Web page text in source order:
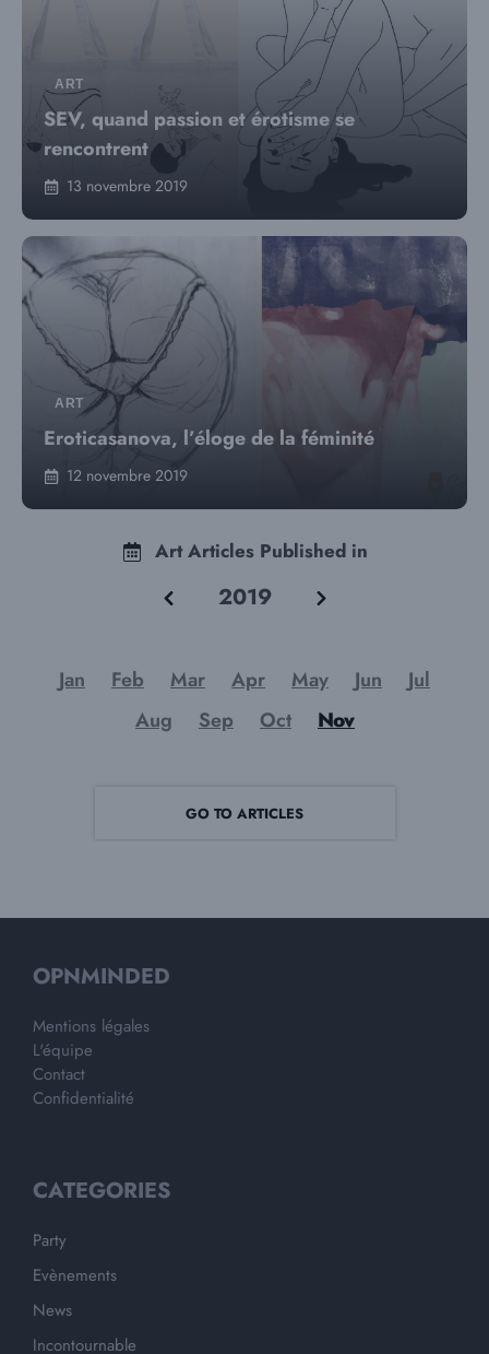
ART
SEV, quand passion et érotisme se
rencontrent
13 novembre 2019
ART
Eroticasanova, l’éloge de la féminité
12 novembre 2019
Art Articles Published in
2019
Jan Feb Mar Apr May Jun
Jul
Aug
Sep Oct Nov
GO TO ARTICLES
OPNMINDED
Mentions légales
L'équipe
Contact
Confidentialité
CATEGORIES
Party
Evènements
News
Incontournable